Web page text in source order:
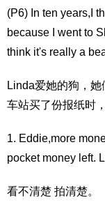
(P6) In ten years,I
because I went to
think it's really a
Linda爱她的狗，
车站买了份报纸时
1. Eddie,more
pocket money left.
看不清楚 拍清楚。